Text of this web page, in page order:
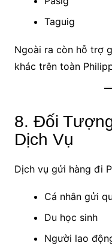
Taguig
Ngoài ra còn hỗ trợ
khác trên toàn
8. Đối
Dịch Vụ
Dịch vụ gửi hàng đi
Cá nhân gửi
Du học sinh
Người lao